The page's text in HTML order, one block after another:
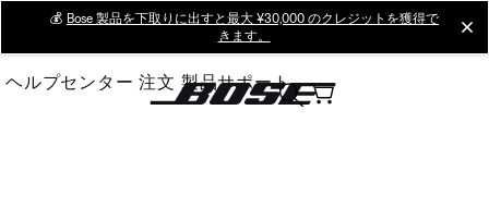
Main
💰 Bose 製品を下取りに出すと最大 ¥30,000 のクレジットを獲得で
きます。
ヘルプセンター 注文 製品サポート